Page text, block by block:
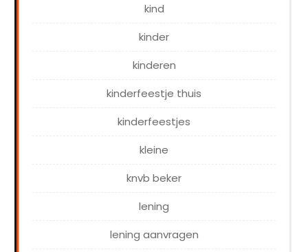
kind
kinder
kinderen
kinderfeestje thuis
kinderfeestjes
kleine
knvb beker
lening
lening aanvragen